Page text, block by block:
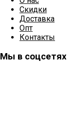
Скидки
Доставка
Опт
Контакты
Мы в соцсетях